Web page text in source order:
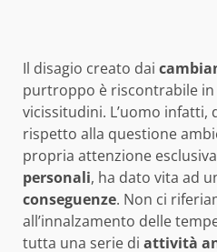
Il disagio creato dai
purtroppo è riscontrabile
vicissitudini. L’uomo infatti,
rispetto alla questione
propria attenzione
personali, ha dato vita ad
conseguenze. Non ci
all’innalzamento delle
tutta una serie di attività